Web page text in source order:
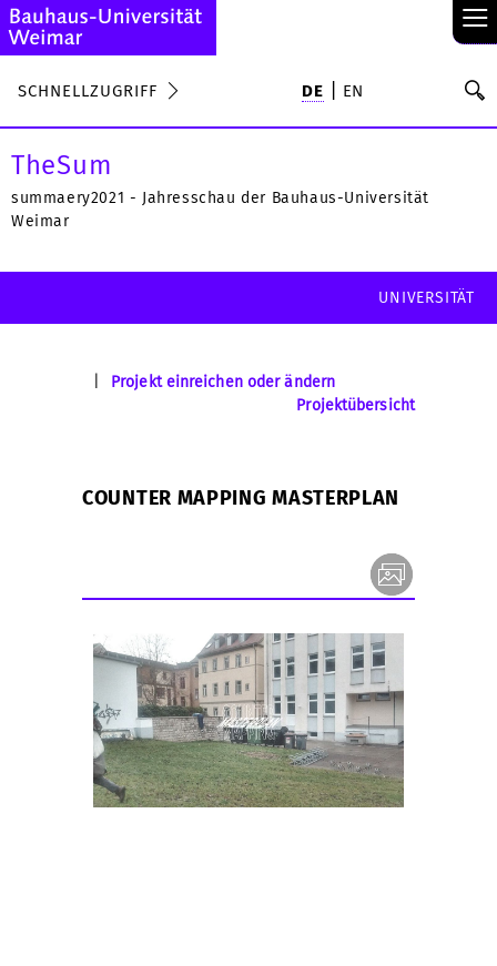
≡
SCHNELLZUGRIFF DE EN
TheSum
summaery2021 - Jahresschau der Bauhaus-Universität
Weimar
UNIVERSITÄT
Projekt einreichen oder ändern
Projektübersicht
COUNTER MAPPING MASTERPLAN